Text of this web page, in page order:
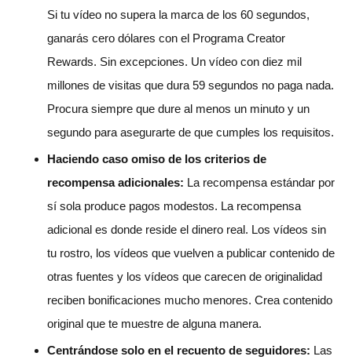
Si tu vídeo no supera la marca de los 60 segundos,
ganarás cero dólares con el Programa Creator
Rewards. Sin excepciones. Un vídeo con diez mil
millones de visitas que dura 59 segundos no paga nada.
Procura siempre que dure al menos un minuto y un
segundo para asegurarte de que cumples los requisitos.
Haciendo caso omiso de los criterios de
recompensa adicionales: La recompensa estándar por
sí sola produce pagos modestos. La recompensa
adicional es donde reside el dinero real. Los vídeos sin
tu rostro, los vídeos que vuelven a publicar contenido de
otras fuentes y los vídeos que carecen de originalidad
reciben bonificaciones mucho menores. Crea contenido
original que te muestre de alguna manera.
Centrándose solo en el recuento de seguidores: Las